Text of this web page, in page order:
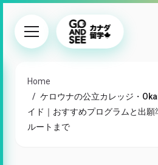
Home
ケロウナの公立カレッジ・
イド｜おすすめプログラムと出
ルートまで